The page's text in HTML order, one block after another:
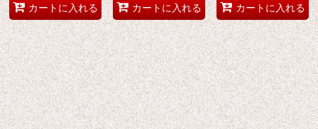
カートに入れる カートに入れる カートに入れる